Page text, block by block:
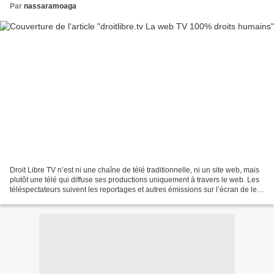
Par nassaramoaga
Droit Libre TV n’est ni une chaîne de télé traditionnelle, ni un site web, mais
plutôt une télé qui diffuse ses productions uniquement à travers le web. Les
téléspectateurs suivent les reportages et autres émissions sur l’écran de leur